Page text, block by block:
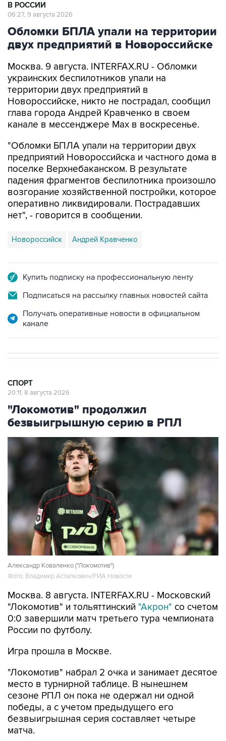
В РОССИИ
06:27, 9 августа 2026
Обломки БПЛА упали на территории
двух предприятий в Новороссийске
Москва. 9 августа. INTERFAX.RU - Обломки
украинских беспилотников упали на
территории двух предприятий в
Новороссийске, никто не пострадал, сообщил
глава города Андрей Кравченко в своем
канале в мессенджере Max в воскресенье.
"Обломки БПЛА упали на территории двух
предприятий Новороссийска и частного дома в
поселке Верхнебаканском. В результате
падения фрагментов беспилотника произошло
возгорание хозяйственной постройки, которое
оперативно ликвидировали. Пострадавших
нет", - говорится в сообщении.
Новороссийск Андрей Кравченко
Купить подписку на профессиональную ленту
Подписаться на рассылку главных новостей сайта
Получать оперативные новости в официальном
канале
СПОРТ
20:11, 8 августа 2026
"Локомотив" продолжил
безвыигрышную серию в РПЛ
Александр Коваленко ("Локомотив")
Фото: Владимир Астапкович/РИА Новости
Москва. 8 августа. INTERFAX.RU - Московский
"Локомотив" и тольяттинский "Акрон" со счетом
0:0 завершили матч третьего тура чемпионата
России по футболу.
Игра прошла в Москве.
"Локомотив" набрал 2 очка и занимает десятое
место в турнирной таблице. В нынешнем
сезоне РПЛ он пока не одержал ни одной
победы, а с учетом предыдущего его
безвыигрышная серия составляет четыре
матча.